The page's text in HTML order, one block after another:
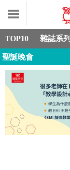
TOP10 雜誌系列
聖誕晚會